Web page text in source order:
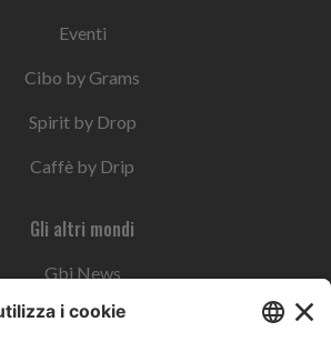
Eventi
Cibo by Grams
Spirit by Drop
Caffè by Drip
Gli altri mondi
Gbi News
Instoremag